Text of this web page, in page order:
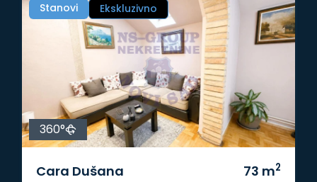
Stanovi Ekskluzivno
360°
Cara Dušana 73 m2